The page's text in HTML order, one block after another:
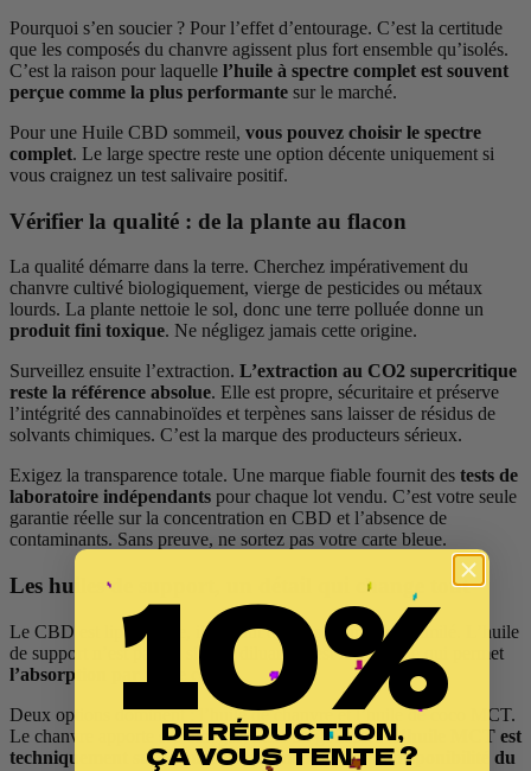
Pourquoi s’en soucier ? Pour l’effet d’entourage. C’est la certitude
que les composés du chanvre agissent plus fort ensemble qu’isolés.
C’est la raison pour laquelle l’huile à spectre complet est souvent
perçue comme la plus performante sur le marché.
Pour une Huile CBD sommeil, vous pouvez choisir le spectre
complet. Le large spectre reste une option décente uniquement si
vous craignez un test salivaire positif.
Vérifier la qualité : de la plante au flacon
La qualité démarre dans la terre. Cherchez impérativement du
chanvre cultivé biologiquement, vierge de pesticides ou métaux
lourds. La plante nettoie le sol, donc une terre polluée donne un
produit fini toxique. Ne négligez jamais cette origine.
Surveillez ensuite l’extraction. L’extraction au CO2 supercritique
reste la référence absolue. Elle est propre, sécuritaire et préserve
l’intégrité des cannabinoïdes et terpènes sans laisser de résidus de
solvants chimiques. C’est la marque des producteurs sérieux.
Exigez la transparence totale. Une marque fiable fournit des tests de
laboratoire indépendants pour chaque lot vendu. C’est votre seule
garantie réelle sur la concentration en CBD et l’absence de
contaminants. Sans preuve, ne sortez pas votre carte bleue.
Les huiles de support, un détail qui change tout
Le CBD est liposoluble, il lui faut du gras pour être assimilé. L’huile
de support n’est pas un simple diluant, c’est le véhicule qui permet
l’absorption par votre corps .
Deux options dominent : l’huile de chanvre et l’huile de coco MCT.
Le chanvre apporte ses omégas, mais un goût fort.L’huile MCT est
techniquement supérieure pour améliorer la biodisponibilité du
10%
DE RÉDUCTION,
ÇA VOUS TENTE ?